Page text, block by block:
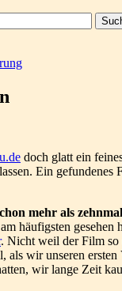
doch glatt ein
Ein gefundenes
mehr als
häufigsten gesehen
. Nicht weil der Film so
als wir unseren
wir lange Zeit